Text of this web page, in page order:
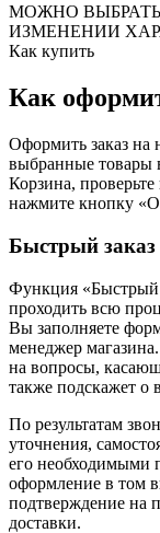
МОЖНО
ИЗМЕНЕНИИ
Как купить
Как
Оформить заказ на
выбранные товары
Корзина,
нажмите кнопку
Быстрый заказ
Функция «Быстрый
проходить всю
Вы заполняете
менеджер
на вопросы,
также подскажет о
По результатам
уточнения,
его необходимыми
оформление в том
подтверждение на
доставки.